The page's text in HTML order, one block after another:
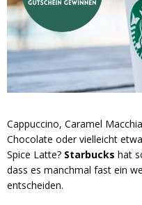
Cappuccino, Caramel
Chocolate oder vielleicht
Spice Latte? Starbucks hat
dass es manchmal fast ein
entscheiden.